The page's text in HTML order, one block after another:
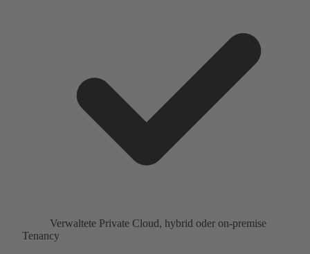
Verwaltete Private Cloud, hybrid oder on-premise
Tenancy